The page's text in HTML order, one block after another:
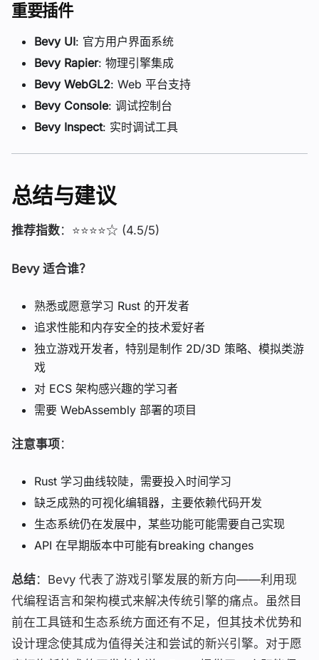
重要插件
Bevy UI: 官方用户界面系统
Bevy Rapier: 物理引擎集成
Bevy WebGL2: Web 平台支持
Bevy Console: 调试控制台
Bevy Inspect: 实时调试工具
总结与建议
推荐指数：⭐⭐⭐⭐☆ (4.5/5)
Bevy 适合谁？
熟悉或愿意学习 Rust 的开发者
追求性能和内存安全的技术爱好者
独立游戏开发者，特别是制作 2D/3D 策略、模拟类游
戏
对 ECS 架构感兴趣的学习者
需要 WebAssembly 部署的项目
注意事项 ：
Rust 学习曲线较陡，需要投入时间学习
缺乏成熟的可视化编辑器，主要依赖代码开发
生态系统仍在发展中，某些功能可能需要自己实现
API 在早期版本中可能有breaking changes
总结：Bevy 代表了游戏引擎发展的新方向——利用现
代编程语言和架构模式来解决传统引擎的痛点。虽然目
前在工具链和生态系统方面还有不足，但其技术优势和
设计理念使其成为值得关注和尝试的新兴引擎。对于愿